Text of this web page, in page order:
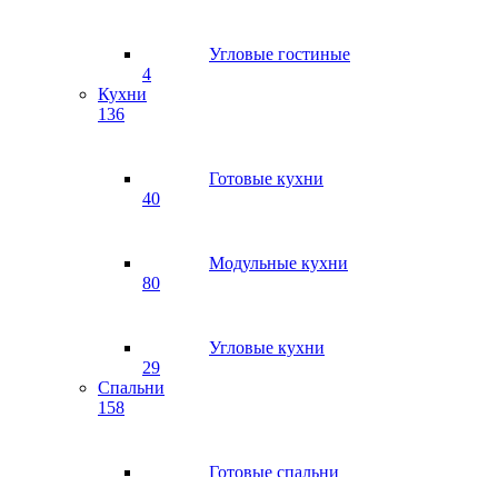
Угловые гостиные
4
Кухни
136
Готовые кухни
40
Модульные кухни
80
Угловые кухни
29
Спальни
158
Готовые спальни